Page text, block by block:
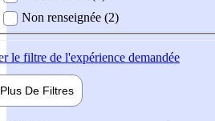
Non renseignée (2)
le filtre de l'expérience demandée
Plus De Filtres